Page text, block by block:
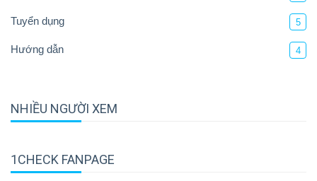
Tuyển dụng 5
Hướng dẫn 4
NHIỀU NGƯỜI XEM
1CHECK FANPAGE